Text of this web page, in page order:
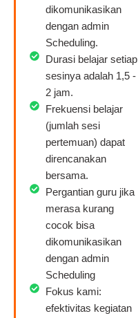
dikomunikasikan
dengan admin
Scheduling.
Durasi belajar setiap
sesinya adalah 1,5 -
2 jam.
Frekuensi belajar
(jumlah sesi
pertemuan) dapat
direncanakan
bersama.
Pergantian guru jika
merasa kurang
cocok bisa
dikomunikasikan
dengan admin
Scheduling
Fokus kami:
efektivitas kegiatan